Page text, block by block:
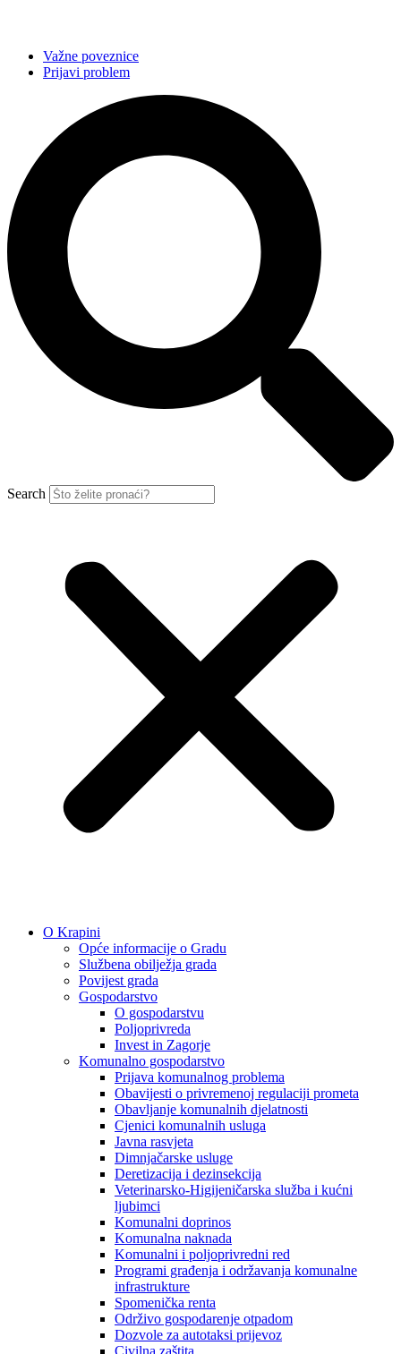
Važne poveznice
Prijavi problem
Search
O Krapini
Opće informacije o Gradu
Službena obilježja grada
Povijest grada
Gospodarstvo
O gospodarstvu
Poljoprivreda
Invest in Zagorje
Komunalno gospodarstvo
Prijava komunalnog problema
Obavijesti o privremenoj regulaciji prometa
Obavljanje komunalnih djelatnosti
Cjenici komunalnih usluga
Javna rasvjeta
Dimnjačarske usluge
Deretizacija i dezinsekcija
Veterinarsko-Higijeničarska služba i kućni
ljubimci
Komunalni doprinos
Komunalna naknada
Komunalni i poljoprivredni red
Programi građenja i održavanja komunalne
infrastrukture
Spomenička renta
Održivo gospodarenje otpadom
Dozvole za autotaksi prijevoz
Civilna zaštita